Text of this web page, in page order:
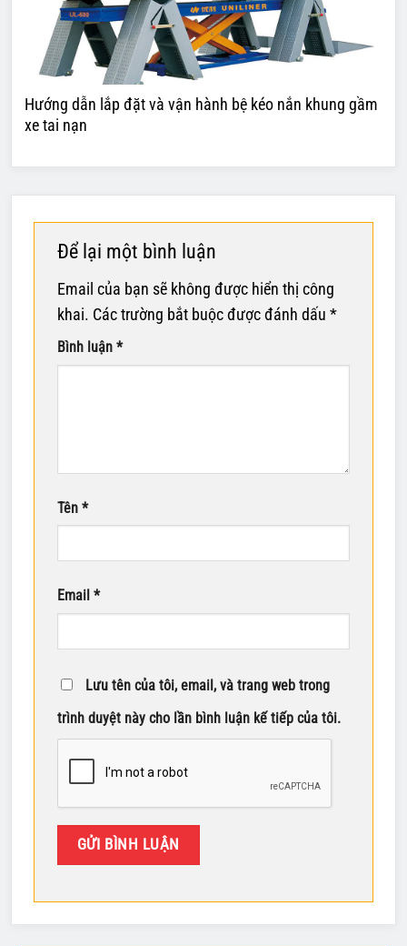
Hướng dẫn lắp đặt và vận hành bệ kéo nắn khung gầm
xe tai nạn
Để lại một bình luận
Email của bạn sẽ không được hiển thị công
khai. Các trường bắt buộc được đánh dấu *
Bình luận *
Tên *
Email *
Lưu tên của tôi, email, và trang web trong
trình duyệt này cho lần bình luận kế tiếp của tôi.